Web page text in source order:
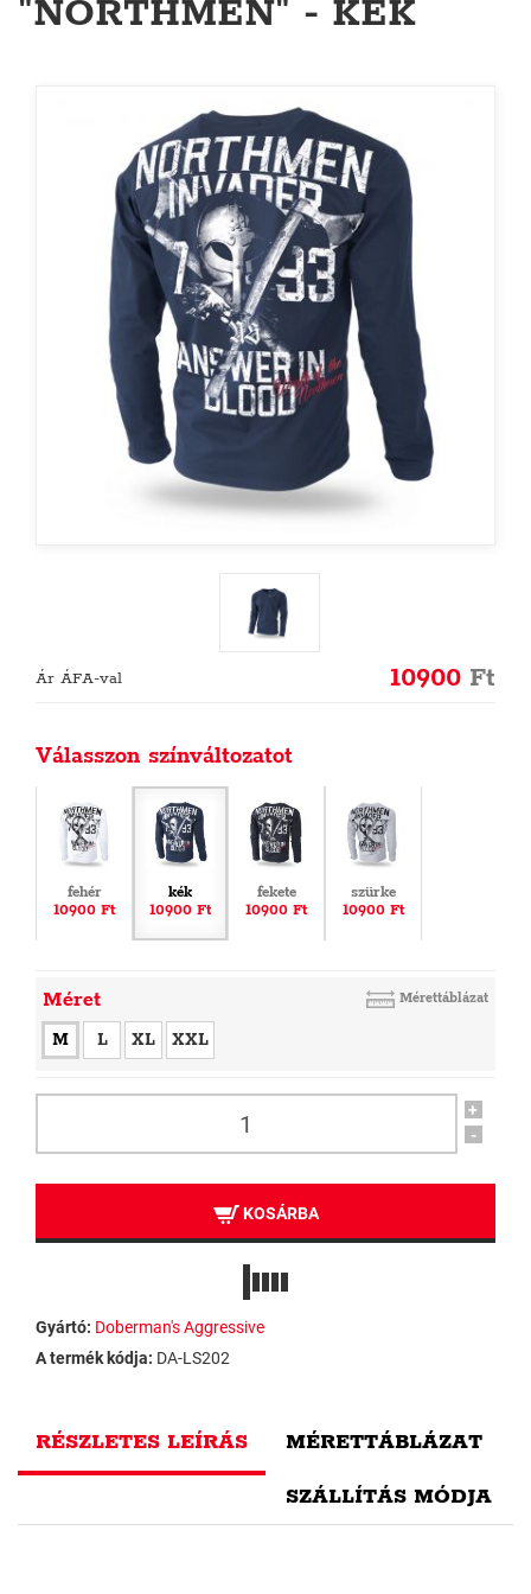
"NORTHMEN" - KÉK
Ár ÁFA-val 10900 Ft
Válasszon színváltozatot
fehér
10900 Ft
kék
10900 Ft
fekete
10900 Ft
szürke
10900 Ft
Méret Mérettáblázat
M L XL XXL
+
-
KOSÁRBA
Gyártó: Doberman's Aggressive
A termék kódja: DA-LS202
RÉSZLETES LEÍRÁS MÉRETTÁBLÁZAT
SZÁLLÍTÁS MÓDJA